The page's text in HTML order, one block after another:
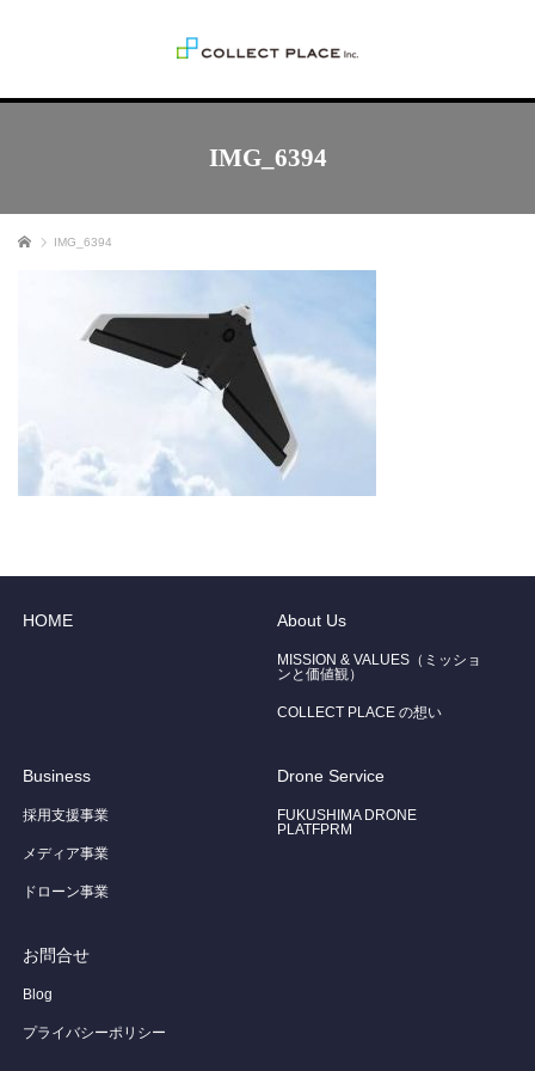
IMG_6394
ホーム IMG_6394
HOME About Us
MISSION & VALUES（ミッショ
ンと価値観）
COLLECT PLACE の想い
Business
採用支援事業
メディア事業
ドローン事業
Drone Service
FUKUSHIMA DRONE
PLATFPRM
お問合せ
Blog
プライバシーポリシー